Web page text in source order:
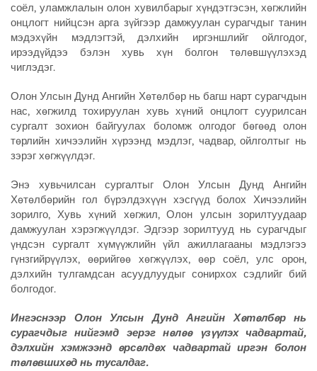
соёл, уламжлалын олон хувилбарыг хүндэтгэсэн, хөгжлийн
онцлогт нийцсэн арга зүйгээр дамжуулан сурагчдыг танин
мэдэхүйн мэдлэгтэй, дэлхийн иргэншлийг ойлгодог,
ирээдүйдээ бэлэн хувь хүн болгон төлөвшүүлэхэд
чиглэдэг.
Олон Улсын Дунд Ангийн Хөтөлбөр нь багш нарт сурагчдын
нас, хөгжилд тохируулан хувь хүний онцлогт суурилсан
сургалт зохион байгуулах боломж олгодог бөгөөд олон
төрлийн хичээлийн хүрээнд мэдлэг, чадвар, ойлголтыг нь
зэрэг хөгжүүлдэг.
Энэ хувьчилсан сургалтыг Олон Улсын Дунд Ангийн
Хөтөлбөрийн гол бүрэлдэхүүн хэсгүүд болох Хичээлийн
зорилго, Хувь хүний хөгжил, Олон улсын зорилтуудаар
дамжуулан хэрэгжүүлдэг. Эдгээр зорилтууд нь сурагчдыг
үндсэн сургалт хүмүүжлийн үйл ажиллагааны мэдлэгээ
гүнзгийрүүлэх, өөрийгөө хөгжүүлэх, өөр соёл, улс орон,
дэлхийн тулгамдсан асуудлуудыг сонирхох сэдлийг бий
болгодог.
Ингэснээр Олон Улсын Дунд Ангийн Хөтөлбөр нь
сурагчдыг нийгэмд эерэг нөлөө үзүүлэх чадвартай,
дэлхийн хэмжээнд өрсөлдөх чадвартай иргэн болон
төлөвшихөд нь тусалдаг.